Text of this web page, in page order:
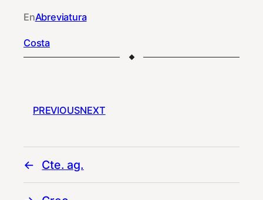
EnAbreviatura
Costa
PREVIOUSNEXT
Cte. ag.